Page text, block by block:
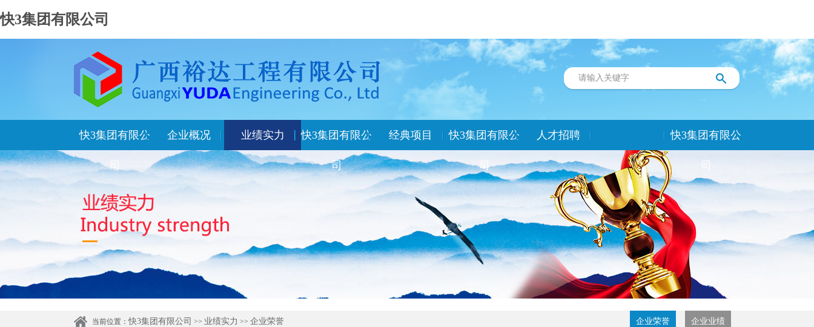
快3集团有限公司
快3集团有限公
司
企业概况 业绩实力 快3集团有限公
司
经典项目 快3集团有限公
司
人才招聘 快3集团有限公
司
当前位置：快3集团有限公司 >> 业绩实力 >> 企业荣誉 企业荣誉 企业业绩